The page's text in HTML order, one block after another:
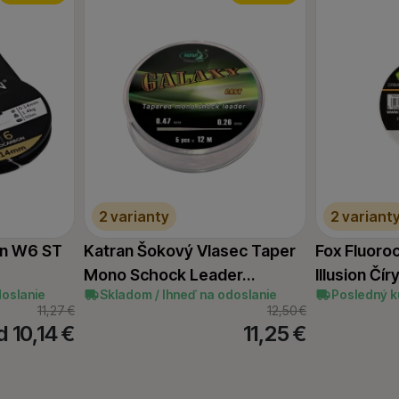
2 varianty
Katran Šokový Vlasec Taper
Mono Schock Leader…
Skladom / Ihneď na odoslanie
12,50€
11,25€
2
Fox
Illusion
Posledný
W6 ST
11,27€
10,14€